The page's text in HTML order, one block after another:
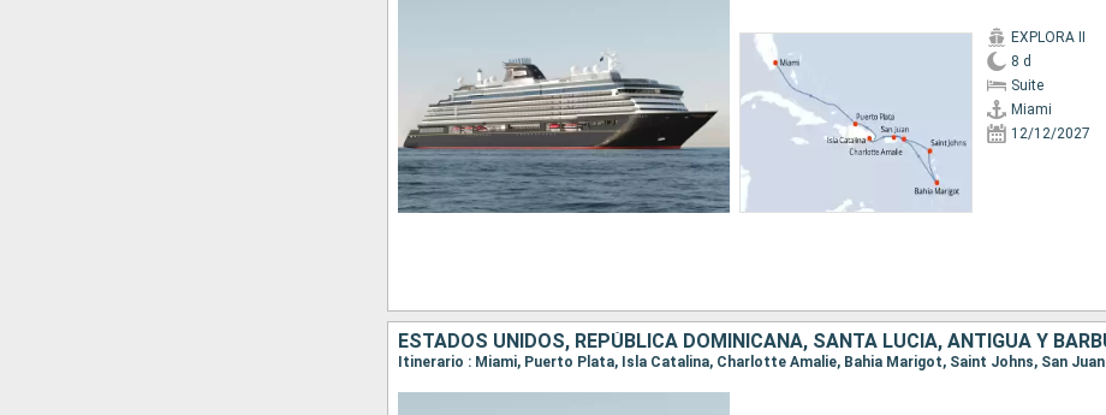
EXPLORA II
8 d
Suite
Miami
12/12/2027
Itinerario : Miami, Puerto Plata, Isla Catalina, Charlotte Amalie, Bahia Marigot, Saint Johns, San Juan